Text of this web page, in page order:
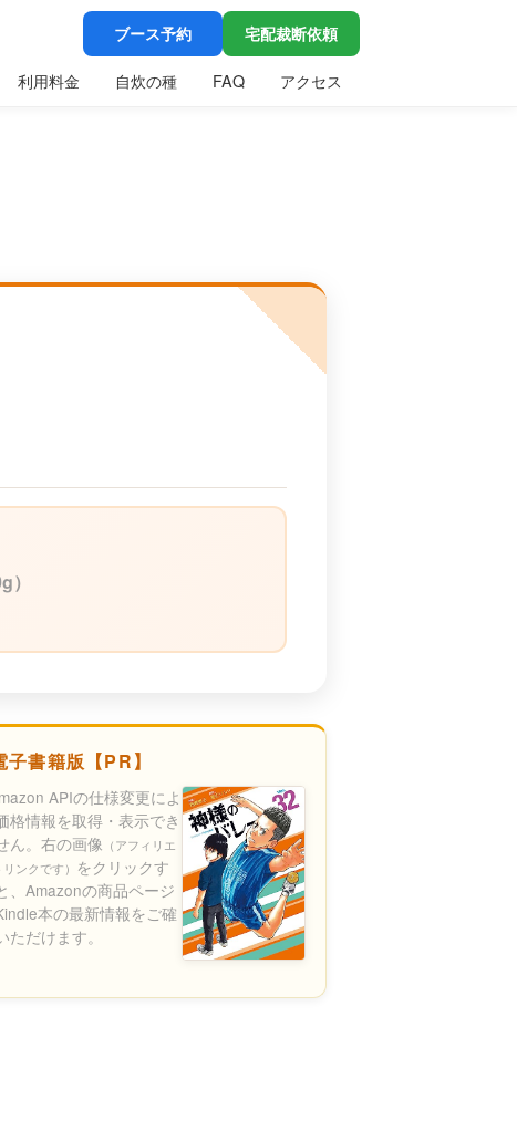
ブース予約 宅配裁断依頼
利用料金 自炊の種 FAQ アクセス
）
子書籍版【PR】
APIの仕様変更によ
格情報を取得・表示でき
ん。右の画像 （アフィリエ
ンクです） をクリックす
、Amazonの商品ページ
本の最新情報をご確
ただけます。